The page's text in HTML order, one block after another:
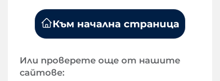
Към начална страница
Или проверете още от нашите
сайтове: